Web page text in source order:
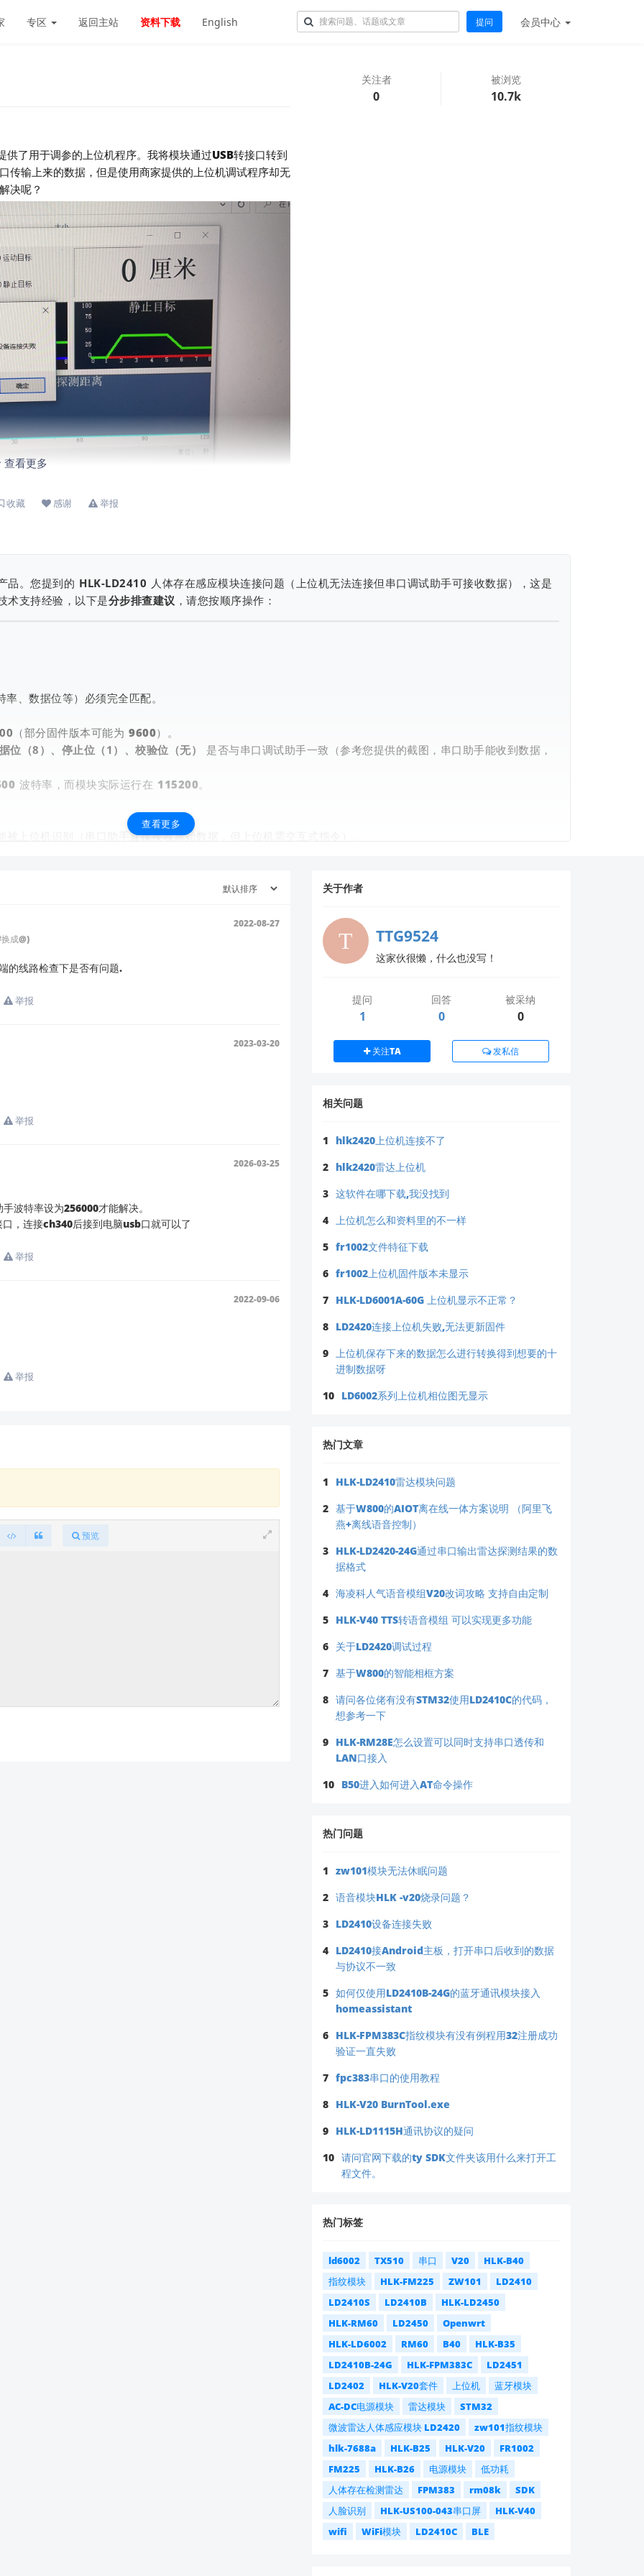
专区 返回主站 资料下载 English 提问 会员中心
了用于调参的上位机程序。我将模块通过USB转接口转到
传输上来的数据，但是使用商家提供的上位机调试程序却无
决呢？
查看更多
关注者
0
被浏览
10.7k
收藏 感谢 举报
品。您提到的 HLK-LD2410 人体存在感应模块连接问题（上位机无法连接但串口调试助手可接收数据），这是
术支持经验，以下是分步排查建议 ，请您按顺序操作：
、数据位等）必须完全匹配。
（部分固件版本可能为 9600）。
位（8）、停止位（1）、校验位（无）
是否与串口调试助手一致（参考您提供的截图，串口助手能收到数据，
波特率，而模块实际运行在 115200。
被上位机识别（串口助手直接接收原始数据，但上位机需交互式指令）。
“HLK-LD2410” → 下载最新版上位机工具（当前最新版本为
失败（串口助手仅接收数据，对稳定性要求较低）。
）。
23 的案例）， 90% 的类似问题由波特率不匹配或未进入 AT 模式导致。
件版本号 （通过串口助手发送
日志
。海凌科所有技术支持均通过官方渠道提供，不涉及第三方工具或平台。
查看更多
2022-08-27
成@)
的线路检查下是否有问题.
举报
2023-03-20
举报
2026-03-25
波特率设为256000才能解决。
，连接ch340后接到电脑usb口就可以了
举报
2022-09-06
举报
预览
关于作者
TTG9524
这家伙很懒，什么也没写！
提问
1
回答
0
被采纳
0
关注TA 发私信
相关问题
1
hlk2420上位机连接不了
2 hlk2420雷达上位机
3 这软件在哪下载,我没找到
4 上位机怎么和资料里的不一样
5 fr1002文件特征下载
6 fr1002上位机固件版本未显示
7 HLK-LD6001A-60G 上位机显示不正常？
8 LD2420连接上位机失败,无法更新固件
9 上位机保存下来的数据怎么进行转换得到想要的十
进制数据呀
10 LD6002系列上位机相位图无显示
热门文章
1
HLK-LD2410雷达模块问题
2 基于W800的AIOT离在线一体方案说明 （阿里飞
燕+离线语音控制）
3 HLK-LD2420-24G通过串口输出雷达探测结果的数
据格式
4 海凌科人气语音模组V20改词攻略 支持自由定制
5 HLK-V40 TTS转语音模组 可以实现更多功能
6 关于LD2420调试过程
7 基于W800的智能相框方案
8 请问各位佬有没有STM32使用LD2410C的代码，
想参考一下
9 HLK-RM28E怎么设置可以同时支持串口透传和
LAN口接入
10 B50进入如何进入AT命令操作
热门问题
1 zw101模块无法休眠问题
2 语音模块HLK -v20烧录问题？
3 LD2410设备连接失败
4 LD2410接Android主板，打开串口后收到的数据
与协议不一致
5 如何仅使用LD2410B-24G的蓝牙通讯模块接入
homeassistant
6 HLK-FPM383C指纹模块有没有例程用32注册成功
验证一直失败
7 fpc383串口的使用教程
8 HLK-V20 BurnTool.exe
9 HLK-LD1115H通讯协议的疑问
10 请问官网下载的ty SDK文件夹该用什么来打开工
程文件。
热门标签
ld6002 TX510 串口 V20
HLK-B40
指纹模块
HLK-FM225 ZW101
LD2410
LD2410S
LD2410B
HLK-LD2450
HLK-RM60
LD2450
Openwrt
HLK-LD6002
RM60 B40
HLK-B35
LD2410B-24G
HLK-FPM383C
LD2451
LD2402
HLK-V20套件 上位机
蓝牙模块
AC-DC电源模块
雷达模块
STM32
微波雷达人体感应模块 LD2420
zw101指纹模块
hlk-7688a
HLK-B25 HLK-V20
FR1002
FM225
HLK-B26 电源模块
低功耗
人体存在检测雷达
FPM383 rm08k
SDK
人脸识别
HLK-US100-043串口屏
HLK-V40
wifi
WiFi模块 LD2410C BLE